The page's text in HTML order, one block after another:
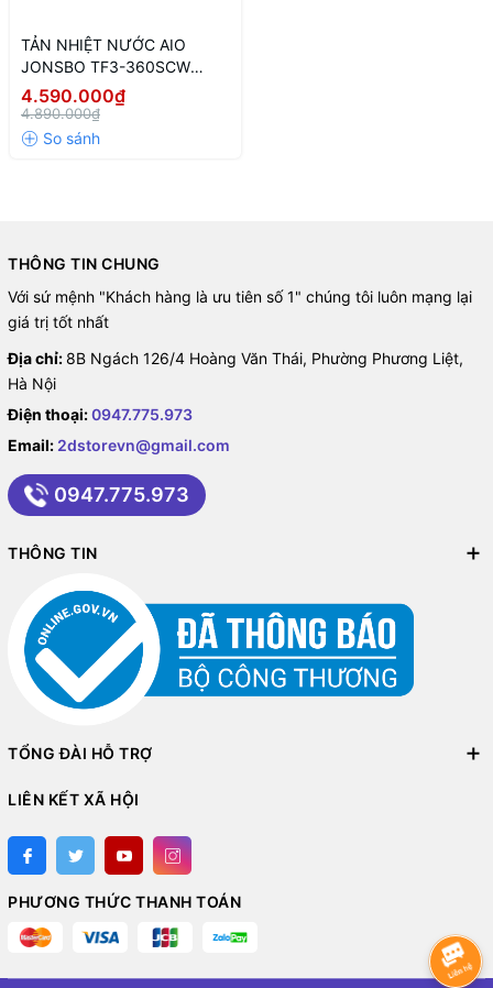
TẢN NHIỆT NƯỚC AIO
JONSBO TF3-360SCW
WHITE (MÀU TRẮNG/ QUẠT
LIỀN KHỐI LCD)
4.590.000₫
4.890.000₫
THÔNG TIN CHUNG
Với sứ mệnh "Khách hàng là ưu tiên số 1" chúng tôi luôn mạng lại
giá trị tốt nhất
Địa chỉ: 8B Ngách 126/4 Hoàng Văn Thái, Phường Phương Liệt,
Hà Nội
Điện thoại:0947.775.973
Email: 2dstorevn@gmail.com
0947.775.973
THÔNG TIN
TỔNG ĐÀI HỖ TRỢ
LIÊN KẾT XÃ HỘI
PHƯƠNG THỨC THANH TOÁN